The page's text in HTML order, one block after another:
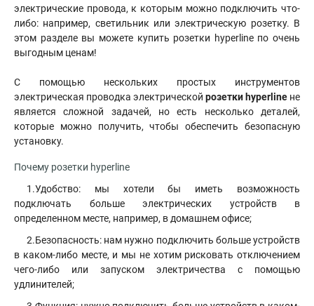
электрические провода, к которым можно подключить что-
либо: например, светильник или электрическую розетку. В
этом разделе вы можете купить розетки hyperline по очень
выгодным ценам!
С помощью нескольких простых инструментов
электрическая проводка электрической розетки hyperline не
является сложной задачей, но есть несколько деталей,
которые можно получить, чтобы обеспечить безопасную
установку.
Почему розетки hyperline
1.Удобство: мы хотели бы иметь возможность
подключать больше электрических устройств в
определенном месте, например, в домашнем офисе;
2.Безопасность: нам нужно подключить больше устройств
в каком-либо месте, и мы не хотим рисковать отключением
чего-либо или запуском электричества с помощью
удлинителей;